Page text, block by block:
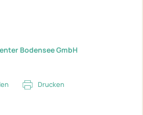
Bodensee GmbH
Drucken